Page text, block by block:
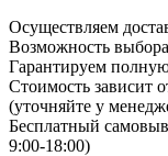
Осуществляем
Возможность
Гарантируем
Стоимость зависит
(уточняйте у
Бесплатный
9:00-18:00)